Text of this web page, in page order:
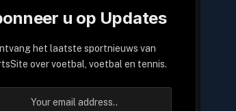
u op Updates
het laatste sportnieuws van
over voetbal, voetbal en tennis.